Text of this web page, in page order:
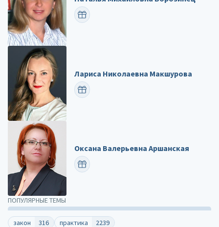
ПОПУЛЯРНЫЕ ТЕМЫ
закон 316 практика
2239
ПОЗДРАВИТЬ
Лариса Николаевна Макшурова
ПОЗДРАВИТЬ
Оксана Валерьевна Аршанская
ПОЗДРАВИТЬ